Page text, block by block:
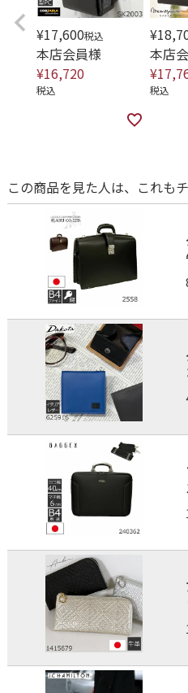
¥17,600税込
本店会員様
¥16,720
税込
¥
本店
¥
税込
この商品を見た人は、これも